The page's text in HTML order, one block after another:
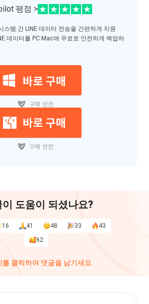
평점 >
템 간 LINE 데이터 전송을 간편하게 지원
데이터를 PC·Mac에 무료로 안전하게 백업하
이 도움이 되셨나요?
16 41 48 33
43
62
를 클릭하여 댓글을 남기세요.